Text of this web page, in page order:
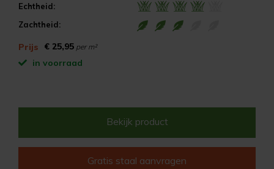
Echtheid:
Zachtheid:
Prijs € 25,95 per m²
in voorraad
Bekijk product
Gratis staal aanvragen